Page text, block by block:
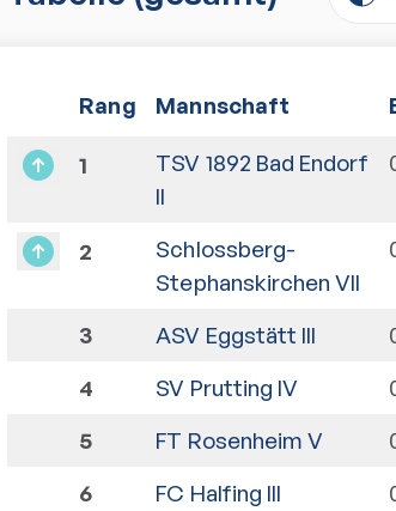
Rang Mannschaft
1
TSV 1892 Bad Endorf
II
2
Schlossberg-
Stephanskirchen VII
3 ASV Eggstätt III
4
SV Prutting IV
5
FT Rosenheim V
6
FC Halfing III